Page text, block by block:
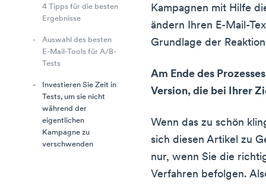
4 Tipps für die besten
Ergebnisse
Auswahl des besten
E-Mail-Tools für A/B-
Tests
Investieren Sie Zeit in
Tests, um sie nicht
während der
eigentlichen
Kampagne zu
verschwenden
Kampagnen mit Hilfe
ändern Ihren E-Mail-
Grundlage der
Am Ende des
Version, die bei Ihrer
Wenn das zu schön
sich diesen Artikel zu
nur, wenn Sie die
Verfahren befolgen.